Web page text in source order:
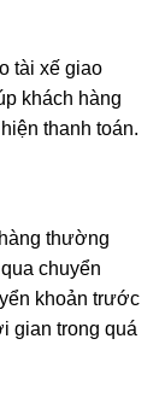
tài xế giao
khách hàng
thanh toán.
thường
chuyển
khoản trước
gian trong quá